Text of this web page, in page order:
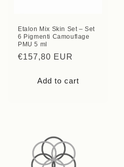
Etalon Mix Skin Set – Set
6 Pigmenti Camouflage
PMU 5 ml
Regular
€157,80 EUR
Add to cart